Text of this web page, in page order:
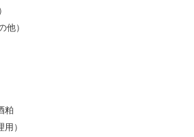
他）
粕
）